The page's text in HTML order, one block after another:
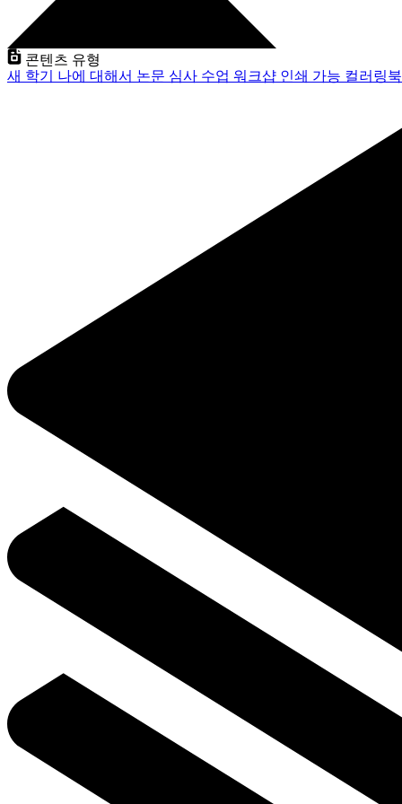
콘텐츠 유형
새 학기 나에 대해서 논문 심사 수업 워크샵 인쇄 가능 컬러링북